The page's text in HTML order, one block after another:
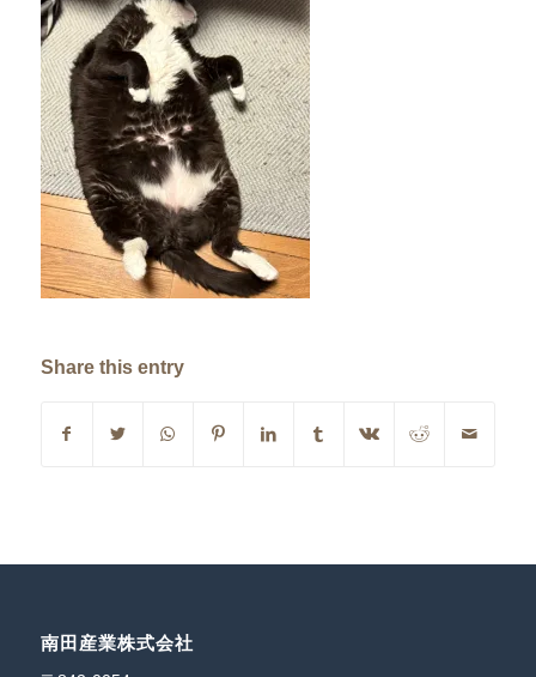
Share this entry
南田産業株式会社